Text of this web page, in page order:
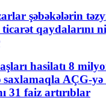
şəbəkələrin
qaydalarını
hasilatı 8
saxlamaqla AÇG-
31 faiz artırıblar